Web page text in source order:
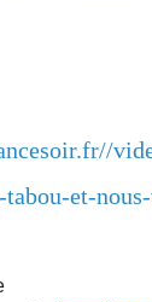
tabou-et-